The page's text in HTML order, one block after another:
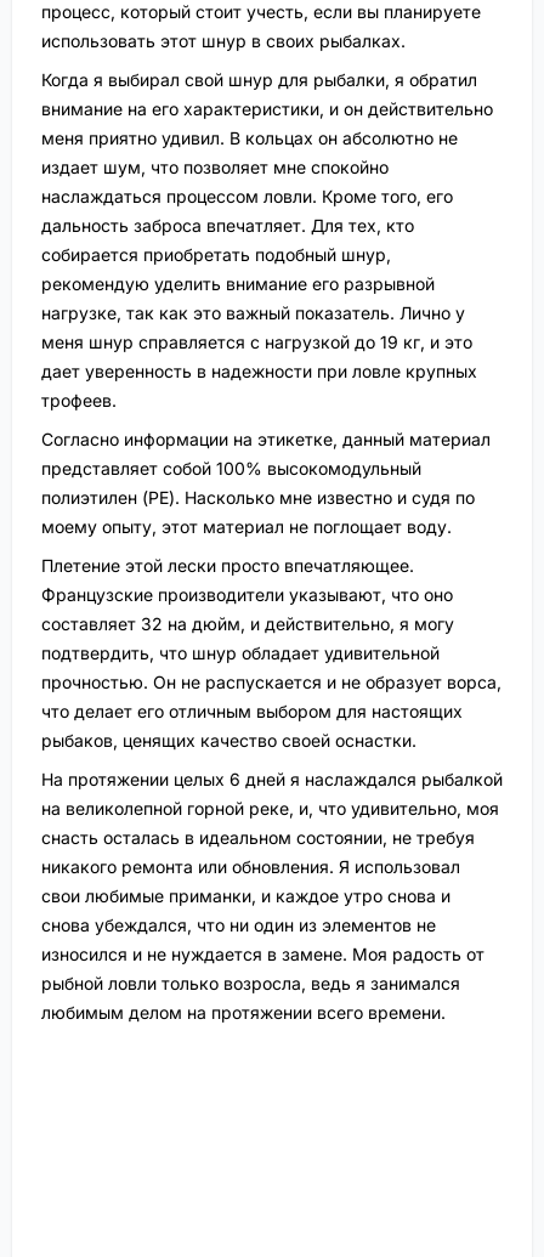
процесс, который стоит учесть, если вы планируете
использовать этот шнур в своих рыбалках.
Когда я выбирал свой шнур для рыбалки, я обратил
внимание на его характеристики, и он действительно
меня приятно удивил. В кольцах он абсолютно не
издает шум, что позволяет мне спокойно
наслаждаться процессом ловли. Кроме того, его
дальность заброса впечатляет. Для тех, кто
собирается приобретать подобный шнур,
рекомендую уделить внимание его разрывной
нагрузке, так как это важный показатель. Лично у
меня шнур справляется с нагрузкой до 19 кг, и это
дает уверенность в надежности при ловле крупных
трофеев.
Согласно информации на этикетке, данный материал
представляет собой 100% высокомодульный
полиэтилен (PE). Насколько мне известно и судя по
моему опыту, этот материал не поглощает воду.
Плетение этой лески просто впечатляющее.
Французские производители указывают, что оно
составляет 32 на дюйм, и действительно, я могу
подтвердить, что шнур обладает удивительной
прочностью. Он не распускается и не образует ворса,
что делает его отличным выбором для настоящих
рыбаков, ценящих качество своей оснастки.
На протяжении целых 6 дней я наслаждался рыбалкой
на великолепной горной реке, и, что удивительно, моя
снасть осталась в идеальном состоянии, не требуя
никакого ремонта или обновления. Я использовал
свои любимые приманки, и каждое утро снова и
снова убеждался, что ни один из элементов не
износился и не нуждается в замене. Моя радость от
рыбной ловли только возросла, ведь я занимался
любимым делом на протяжении всего времени.